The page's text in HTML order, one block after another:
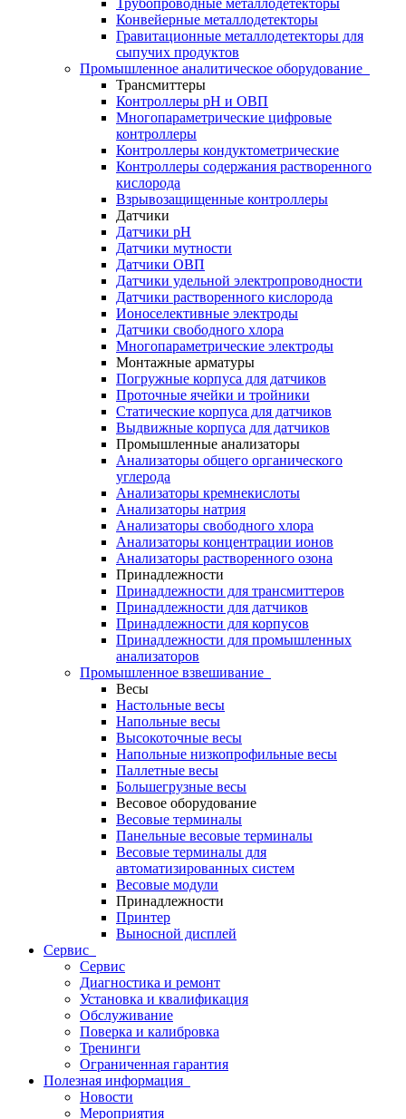
Трубопроводные металлодетекторы
Конвейерные металлодетекторы
Гравитационные металлодетекторы для
сыпучих продуктов
Промышленное аналитическое оборудование
Трансмиттеры
Контроллеры рН и ОВП
Многопараметрические цифровые
контроллеры
Контроллеры кондуктометрические
Контроллеры содержания растворенного
кислорода
Взрывозащищенные контроллеры
Датчики
Датчики рН
Датчики мутности
Датчики ОВП
Датчики удельной электропроводности
Датчики растворенного кислорода
Ионоселективные электроды
Датчики свободного хлора
Многопараметрические электроды
Монтажные арматуры
Погружные корпуса для датчиков
Проточные ячейки и тройники
Статические корпуса для датчиков
Выдвижные корпуса для датчиков
Промышленные анализаторы
Анализаторы общего органического
углерода
Анализаторы кремнекислоты
Анализаторы натрия
Анализаторы свободного хлора
Анализаторы концентрации ионов
Анализаторы растворенного озона
Принадлежности
Принадлежности для трансмиттеров
Принадлежности для датчиков
Принадлежности для корпусов
Принадлежности для промышленных
анализаторов
Промышленное взвешивание
Весы
Настольные весы
Напольные весы
Высокоточные весы
Напольные низкопрофильные весы
Паллетные весы
Большегрузные весы
Весовое оборудование
Весовые терминалы
Панельные весовые терминалы
Весовые терминалы для
автоматизированных систем
Весовые модули
Принадлежности
Принтер
Выносной дисплей
Сервис
Сервис
Диагностика и ремонт
Установка и квалификация
Обслуживание
Поверка и калибровка
Тренинги
Ограниченная гарантия
Полезная информация
Новости
Мероприятия